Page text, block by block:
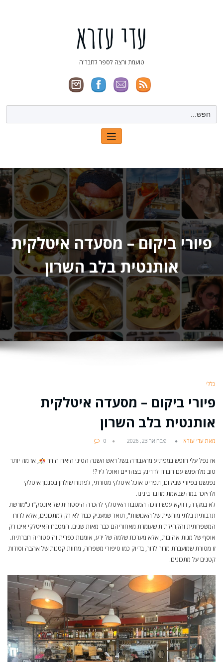
עדי עזרא
טועמת ורצה לספר לחבר'ה
Search
for:
פיורי ביקום – מסעדה איטלקית
אותנטית בלב השרון
כללי
פיורי ביקום – מסעדה איטלקית
אותנטית בלב השרון
מאת עדי עזרא פברואר 23, 2026 0
אז נפל עלי חופש במפתיע מהעבודה בשל ראש השנה הסיני היאח הידד
, אז מה יותר
טוב מלהפגש עם חברה לדרינק בצהריים ואוכל ליד?!
נפגשנו בפיורי שביקום, תפריט אוכל איטלקי מסורתי, לפתוח שולחן בסגנון איטלקי
ולהיזכר במה שבאמת מחבר בינינו.
לא במקרה, דווקא עכשיו זוכה המטבח האיטלקי להכרה היסטורית של אונסק"ו כ"מורשת
תרבותית בלתי מוחשית של האנושות", תואר שמעניק כבוד לא רק למתכונים, אלא לרוח
המשפחתית והקהילתית שעומדת מאחוריהם כבר מאות שנים. המטבח האיטלקי אינו רק
אוסף של מנות אהובות, אלא מערכת שלמה של ידע, אומנות כפרית והיסטוריה חברתית.
זו מסורת שמועברת מדור לדור, בדיוק כמו סיפורי משפחה, מחוות קטנות של אהבה וסודות
קטנים על מתכונים.